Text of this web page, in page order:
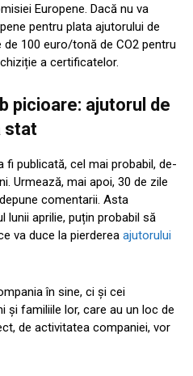
Europene. Dacă nu va
pentru plata ajutorului de
100 euro/tonă de CO2 pentru
a certificatelor.
picioare: ajutorul de
stat
fi publicată, cel mai probabil, de-
Urmează, mai apoi, 30 de zile
comentarii. Asta
lunii aprilie, puțin probabil să
va duce la pierderea ajutorului
în sine, ci și cei
și familiile lor, care au un loc de
de activitatea companiei, vor